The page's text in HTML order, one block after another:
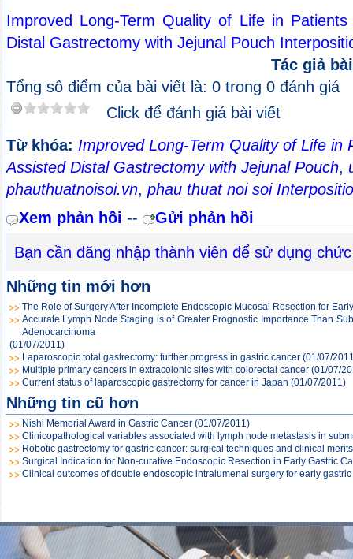
Improved Long-Term Quality of Life in Patients
Distal Gastrectomy with Jejunal Pouch
Tác giả
Tổng số điểm của bài viết là: 0 trong 0 đánh giá
Click để đánh giá bài viết
Từ khóa: Improved Long-Term Quality of Life in
Assisted Distal Gastrectomy with Jejunal Pouch,
phauthuatnoisoi.vn, phau thuat noi soi
Xem phản hồi --
Gửi phản hồi
Bạn cần đăng nhập thành viên để sử dụng
Những tin mới hơn
The Role of Surgery After Incomplete Endoscopic Mucosal Resection for
Accurate Lymph Node Staging is of Greater Prognostic Importance Than
Adenocarcinoma
(01/07/2011)
Laparoscopic total gastrectomy: further progress in gastric cancer (01/07/
Multiple primary cancers in extracolonic sites with colorectal cancer (01/07/
Current status of laparoscopic gastrectomy for cancer in Japan (01/07/2011)
Những tin cũ hơn
Nishi Memorial Award in Gastric Cancer (01/07/2011)
Clinicopathological variables associated with lymph node metastasis in
Robotic gastrectomy for gastric cancer: surgical techniques and clinical merits
Surgical Indication for Non-curative Endoscopic Resection in Early Gastric
Clinical outcomes of double endoscopic intralumenal surgery for early